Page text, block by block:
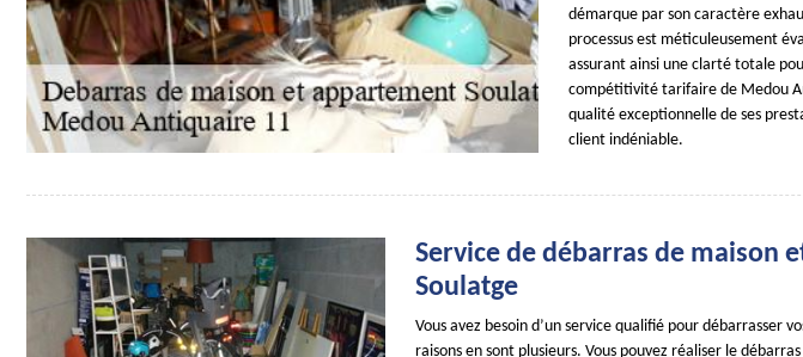
démarque par son caractère
processus est méticuleusement
assurant ainsi une clarté totale
compétitivité tarifaire de Medou
qualité exceptionnelle de ses
client indéniable.
Service de débarras de maison
Soulatge
Vous avez besoin d’un service qualifié pour débarrasser
raisons en sont plusieurs. Vous pouvez réaliser le